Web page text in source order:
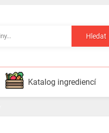
Hledat
Katalog ingrediencí